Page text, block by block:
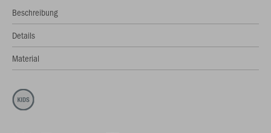
Beschreibung
Details
Material